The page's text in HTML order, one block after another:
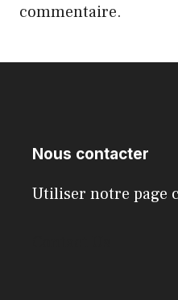
commentaire.
Nous contacter
Utiliser notre page